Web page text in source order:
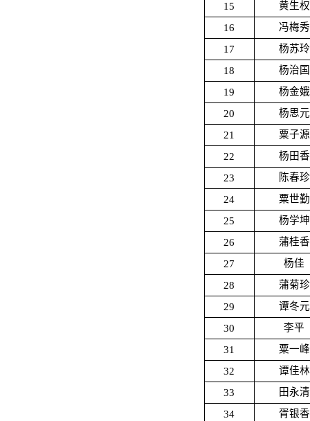
15 黄生权
16 冯梅秀
17 杨苏玲
18 杨治国
19 杨金娥
20 杨思元
21 粟子源
22 杨田香
23 陈春珍
24 粟世勤
25 杨学坤
26 蒲桂香
27 杨佳
28 蒲菊珍
29 谭冬元
30 李平
31 粟一峰
32 谭佳林
33 田永清
34 胥银香